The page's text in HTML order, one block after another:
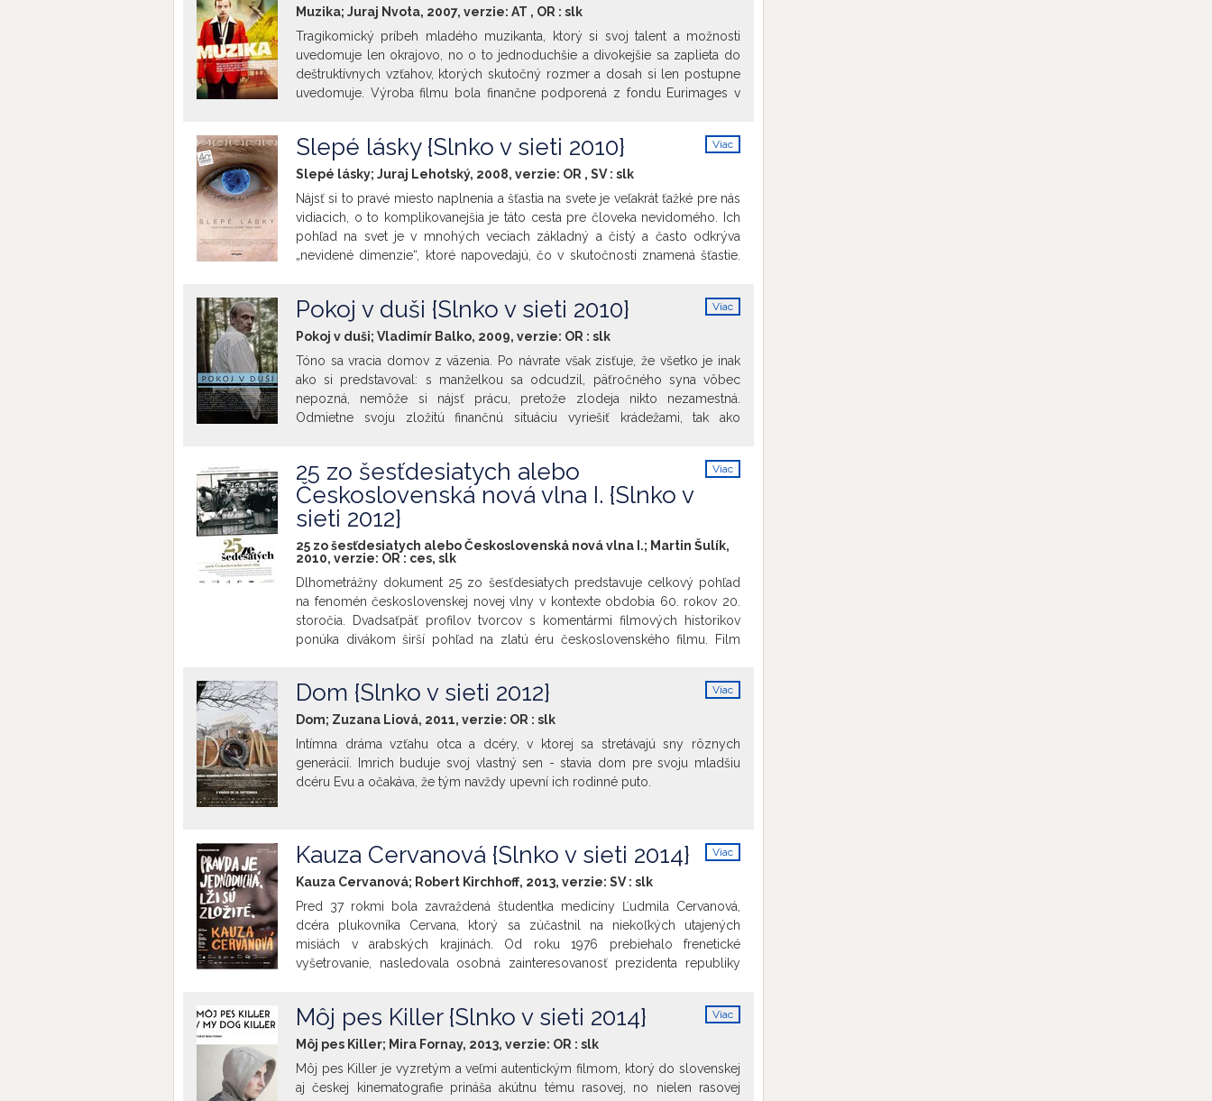
individuálne príbehy a životy obyvateľov Šariša. Film zobrazuje šesť
Rómovia, Židia ale aj mladí ľudia s odlišnými identitami. Film skúma rôzne
podoby konca jedinečnosti spoločenstiev v ich tradičnej rozmanitosti, no
zároveň hľadá krásu autentického, zaujímavého a originálneho jednotlivca.
Hovorí sa im „šaleni vychodňari“. Film Iné svety skúma šiestich hrdinov na
Šariš“.
Muzika; Juraj Nvota, 2007, verzie: AT , OR : slk
Tragikomický príbeh mladého muzikanta, ktorý si svoj talent a možnosti
uvedomuje len okrajovo, no o to jednoduchšie a divokejšie sa zaplieta do
deštruktívnych vzťahov, ktorých skutočný rozmer a dosah si len postupne
uvedomuje. Výroba filmu bola finančne podporená z fondu Eurimages v
Viac
Slepé lásky {Slnko v sieti 2010}
Slepé lásky; Juraj Lehotský, 2008, verzie: OR , SV: slk
Nájsť si to pravé miesto naplnenia a šťastia na svete je veľakrát ťažké pre nás
vidiacich, o to komplikovanejšia je táto cesta pre človeka nevidomého. Ich
pohľad na svet je v mnohých veciach základný a čistý a často odkrýva
„nevidené dimenzie“, ktoré napovedajú, čo v skutočnosti znamená šťastie.
retrospektívy slovenskej kinematografie uvedenej v novembri 2021 v rámci
filmového festivalu v Cottbuse (2. – 7. 11. 2021). Päť dvojprogramov
to, ako sa s rovnakými témami popasovali slovenskí filmári takmer pred
polstoročím a dnes. Premietame s predfilmomPoznačení tmou , r. Štefan
Uher, 1959
Viac
Pokoj v duši {Slnko v sieti 2010}
Pokoj v duši; Vladimír Balko, 2009, verzie: OR : slk
Tóno sa vracia domov z väzenia. Po návrate však zisťuje, že všetko je inak
ako si predstavoval: s manželkou sa odcudzil, päťročného syna vôbec
nepozná, nemôže si nájsť prácu, pretože zlodeja nikto nezamestná.
Odmietne svoju zložitú finančnú situáciu vyriešiť krádežami, tak ako
sám a zúfalo hľadá východisko.
Viac
25 zo šesťdesiatych alebo
Československá nová vlna I. {Slnko v
sieti 2012}
25 zo šesťdesiatych alebo Československá nová vlna I.; Martin Šulík,
2010, verzie: OR : ces, slk
Dlhometrážny dokument 25 zo šesťdesiatych predstavuje celkový pohľad
na fenomén československej novej vlny v kontexte obdobia 60. rokov 20.
storočia. Dvadsaťpäť profilov tvorcov s komentármi filmových historikov
ponúka divákom širší pohľad na zlatú éru československého filmu. Film
prekročila doterajšie umelecké meradlá, o čo obohatila svetovú
kinematografiu, kde zanechala nezmazateľnú stopu.
Viac
Dom {Slnko v sieti 2012}
Dom; Zuzana Liová, 2011, verzie: OR : slk
Intímna dráma vzťahu otca a dcéry, v ktorej sa stretávajú sny rôznych
generácií. Imrich buduje svoj vlastný sen - stavia dom pre svoju mladšiu
dcéru Evu a očakáva, že tým navždy upevní ich rodinné puto.
Viac
Kauza Cervanová {Slnko v sieti 2014}
Kauza Cervanová; Robert Kirchhoff, 2013, verzie: SV: slk
Pred 37 rokmi bola zavraždená študentka medicíny Ľudmila Cervanová,
dcéra plukovníka Cervana, ktorý sa zúčastnil na niekoľkých utajených
misiách v arabských krajinách. Od roku 1976 prebiehalo frenetické
vyšetrovanie, nasledovala osobná zainteresovanosť prezidenta republiky
propaganda v médiách. V roku 1981, po piatich rokoch vyšetrovania,
socialistické súdy odsúdili skupinu siedmich mladých mužov. Spolu na 108
najťažších väzniciach Československa si každý z nich odsedel dlhé roky.
Bez dôveryhodných dôkazov a svedectiev. Nežná revolúcia v roku 1989
Viac
Môj pes Killer {Slnko v sieti 2014}
Môj pes Killer; Mira Fornay, 2013, verzie: OR : slk
Môj pes Killer je vyzretým a veľmi autentickým filmom, ktorý do slovenskej
aj českej kinematografie prináša akútnu tému rasovej, no nielen rasovej